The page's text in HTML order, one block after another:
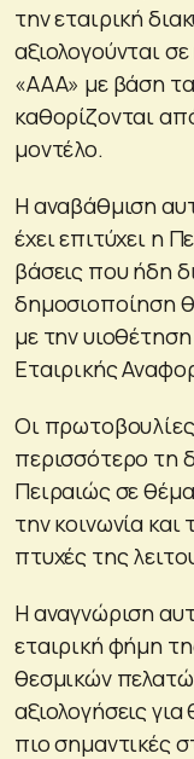
την εταιρική
αξιολογούνται
«ΑΑΑ» με βάση
καθορίζονται
μοντέλο.
Η αναβάθμιση
έχει επιτύχει η
βάσεις που ήδη
δημοσιοποίηση
με την
Εταιρικής
Οι
περισσότερο τη
Πειραιώς σε
την κοινωνία και
πτυχές της
Η αναγνώριση
εταιρική φήμη
θεσμικών
αξιολογήσεις
πιο σημαντικές